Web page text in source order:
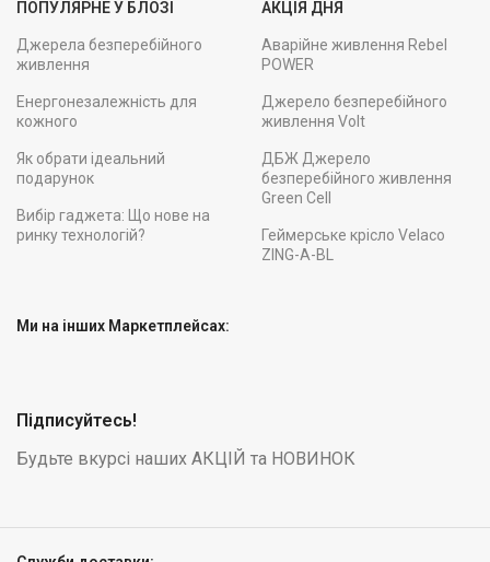
ПОПУЛЯРНЕ У БЛОЗІ
Джерела безперебійного
живлення
Енергонезалежність для
кожного
Як обрати ідеальний
подарунок
Вибір гаджета: Що нове на
ринку технологій?
АКЦІЯ ДНЯ
Аварійне живлення Rebel
POWER
Джерело безперебійного
живлення Volt
ДБЖ Джерело
безперебійного живлення
Green Cell
Геймерське крісло Velaco
ZING-A-BL
Ми на інших Маркетплейсах:
Підписуйтесь!
Будьте вкурсі наших АКЦІЙ та НОВИНОК